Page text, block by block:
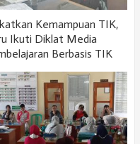
Kemampuan TIK,
Ikuti Diklat Media
Berbasis TIK